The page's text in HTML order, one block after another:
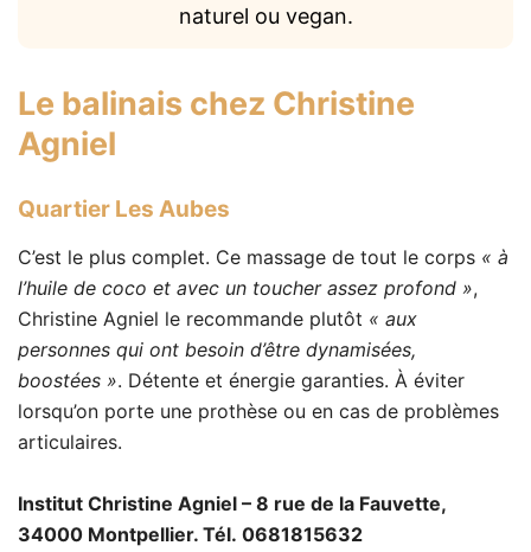
naturel ou vegan.
Le balinais chez Christine
Agniel
Quartier Les Aubes
C’est le plus complet. Ce massage de tout le corps « à
l’huile de coco et avec un toucher assez profond »,
Christine Agniel le recommande plutôt « aux
personnes qui ont besoin d’être dynamisées,
boostées ». Détente et énergie garanties. À éviter
lorsqu’on porte une prothèse ou en cas de problèmes
articulaires.
Institut Christine Agniel – 8 rue de la Fauvette,
34000 Montpellier. Tél. 0681815632